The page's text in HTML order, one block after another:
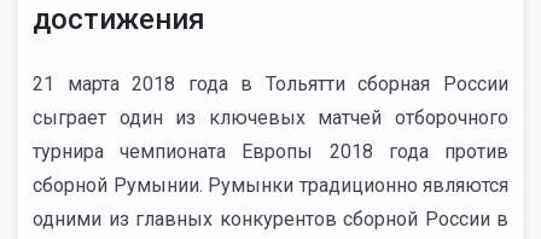
достижения
21 марта 2018 года в Тольятти сборная России
сыграет один из ключевых матчей отборочного
турнира чемпионата Европы 2018 года против
сборной Румынии. Румынки традиционно являются
одними из главных конкурентов сборной России в